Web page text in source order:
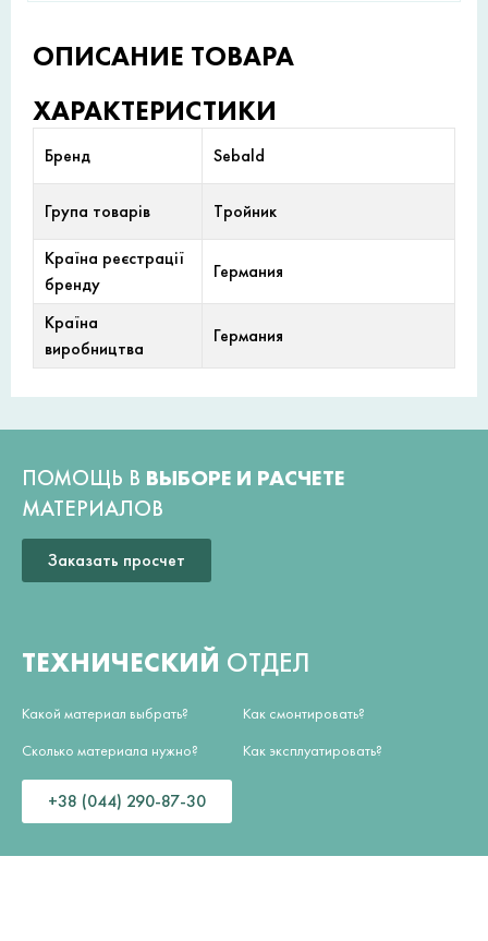
ОПИСАНИЕ ТОВАРА
ХАРАКТЕРИСТИКИ
Бренд Sebald
Група товарів Тройник
Країна реєстрації
бренду
Германия
Країна
виробництва
Германия
ПОМОЩЬ В ВЫБОРЕ И РАСЧЕТЕ
МАТЕРИАЛОВ
Заказать просчет
ТЕХНИЧЕСКИЙ ОТДЕЛ
Какой материал выбрать?
Сколько материала нужно?
Как смонтировать?
Как эксплуатировать?
+38 (044) 290-87-30